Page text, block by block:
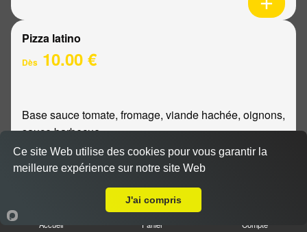
Pizza latino
Dès 10.00 €
Base sauce tomate, fromage, viande hachée, oignons,
sauce barbecue
Accueil Panier Compte
Ce site Web utilise des cookies pour vous garantir la
meilleure expérience sur notre site Web
J'ai compris